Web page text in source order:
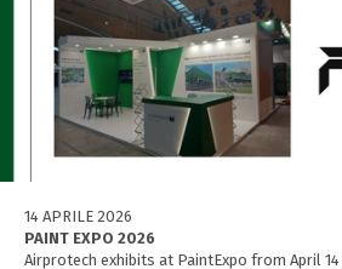
14 APRILE 2026
PAINT EXPO 2026
Airprotech exhibits at PaintExpo from April 14